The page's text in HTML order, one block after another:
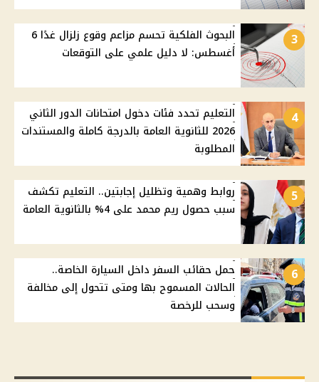
3
البحوث الفلكية تحسم مزاعم وقوع زلزال غدًا 6
أغسطس: لا دليل علمي على التوقعات
4
التعليم تحدد فئات دخول امتحانات الدور الثاني
2026 للثانوية العامة بالدرجة كاملة والمستندات
المطلوبة
5
روابط وهمية وتظليل إجابتين.. التعليم تكشف
سبب حصول ريم محمد على 4% بالثانوية العامة
6
حمل حقائب السفر داخل السيارة الخاصة..
الحالات المسموح بها ومتى تتحول إلى مخالفة
وسحب للرخصة